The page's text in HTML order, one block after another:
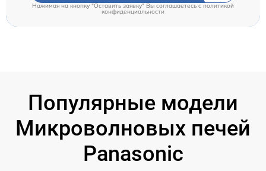
Нажимая на кнопку "Оставить заявку" Вы соглашаетесь c политикой
конфиденциальности
Популярные модели
Микроволновых печей
Panasonic